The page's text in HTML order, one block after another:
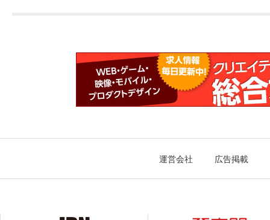
運営会社 広告掲載